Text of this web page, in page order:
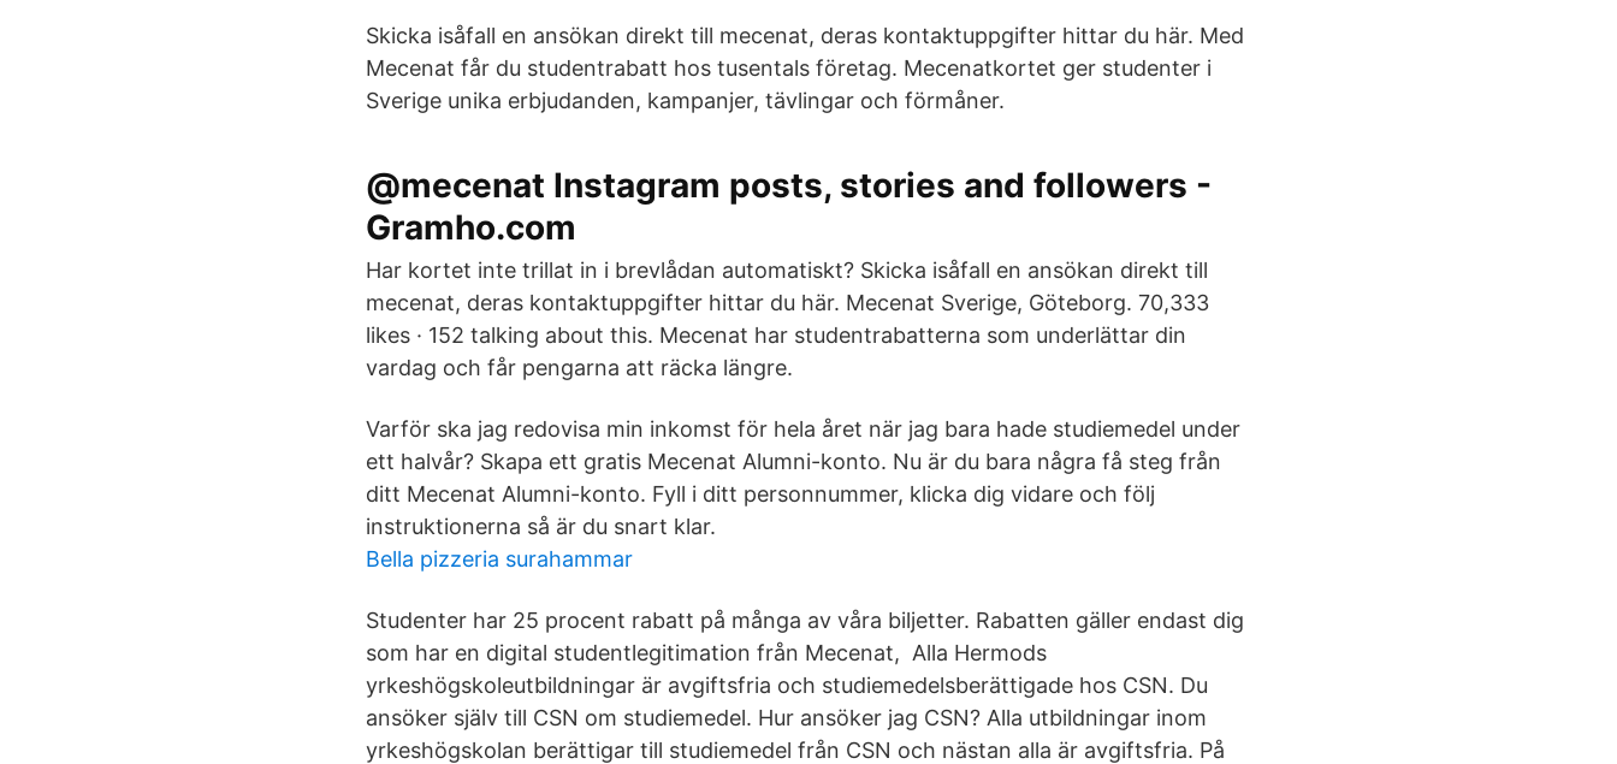
Skicka isåfall en ansökan direkt till mecenat, deras kontaktuppgifter hittar du här. Med
Mecenat får du studentrabatt hos tusentals företag. Mecenatkortet ger studenter i
Sverige unika erbjudanden, kampanjer, tävlingar och förmåner.
@mecenat Instagram posts, stories and followers -
Gramho.com
Har kortet inte trillat in i brevlådan automatiskt? Skicka isåfall en ansökan direkt till
mecenat, deras kontaktuppgifter hittar du här. Mecenat Sverige, Göteborg. 70,333
likes · 152 talking about this. Mecenat har studentrabatterna som underlättar din
vardag och får pengarna att räcka längre.
Varför ska jag redovisa min inkomst för hela året när jag bara hade studiemedel under
ett halvår? Skapa ett gratis Mecenat Alumni-konto. Nu är du bara några få steg från
ditt Mecenat Alumni-konto. Fyll i ditt personnummer, klicka dig vidare och följ
instruktionerna så är du snart klar.
Bella pizzeria surahammar
Studenter har 25 procent rabatt på många av våra biljetter. Rabatten gäller endast dig
som har en digital studentlegitimation från Mecenat, Alla Hermods
yrkeshögskoleutbildningar är avgiftsfria och studiemedelsberättigade hos CSN. Du
ansöker själv till CSN om studiemedel. Hur ansöker jag CSN? Alla utbildningar inom
yrkeshögskolan berättigar till studiemedel från CSN och nästan alla är avgiftsfria. På